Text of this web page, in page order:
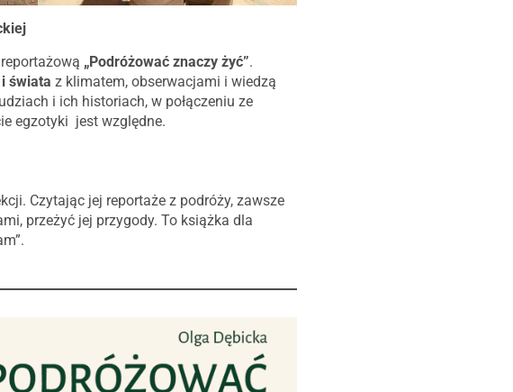
„Podróżować znaczy żyć”.
świata z klimatem, obserwacjami i wiedzą
i ich historiach, w połączeniu ze
egzotyki jest względne.
Czytając jej reportaże z podróży, zawsze
przeżyć jej przygody. To książka dla